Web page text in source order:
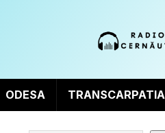
ODESA TRANSCARPATIA